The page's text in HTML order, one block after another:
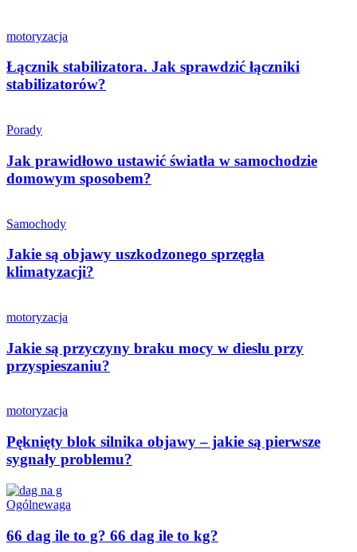
motoryzacja
Łącznik stabilizatora. Jak sprawdzić łączniki
stabilizatorów?
Porady
Jak prawidłowo ustawić światła w samochodzie
domowym sposobem?
Samochody
Jakie są objawy uszkodzonego sprzęgła
klimatyzacji?
motoryzacja
Jakie są przyczyny braku mocy w dieslu przy
przyspieszaniu?
motoryzacja
Pęknięty blok silnika objawy – jakie są pierwsze
sygnały problemu?
Ogólnewaga
66 dag ile to g? 66 dag ile to kg?